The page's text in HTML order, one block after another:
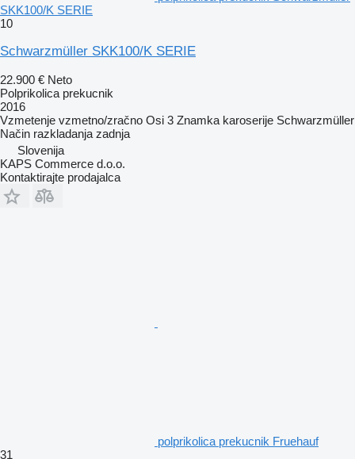
SKK100/K SERIE
10
Schwarzmüller SKK100/K SERIE
22.900 € Neto
Polprikolica prekucnik
2016
Vzmetenje vzmetno/zračno Osi 3 Znamka karoserije Schwarzmüller
Način razkladanja zadnja
Slovenija
KAPS Commerce d.o.o.
Kontaktirajte prodajalca
polprikolica prekucnik Fruehauf
31